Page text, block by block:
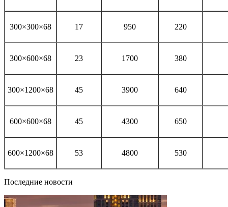
300×300×68 17 950 220
300×600×68 23 1700 380
300×1200×68 45 3900 640
600×600×68 45 4300 650
600×1200×68 53 4800 530
Последние новости